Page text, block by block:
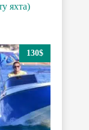
яхта)
130$